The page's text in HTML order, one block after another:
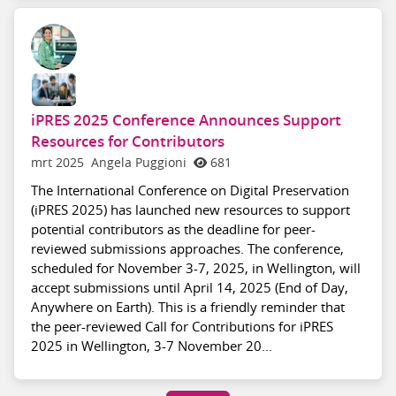
iPRES 2025 Conference Announces Support
Resources for Contributors
mrt 2025 Angela Puggioni 681
The International Conference on Digital Preservation
(iPRES 2025) has launched new resources to support
potential contributors as the deadline for peer-
reviewed submissions approaches. The conference,
scheduled for November 3-7, 2025, in Wellington, will
accept submissions until April 14, 2025 (End of Day,
Anywhere on Earth). This is a friendly reminder that
the peer-reviewed Call for Contributions for iPRES
2025 in Wellington, 3-7 November 20...